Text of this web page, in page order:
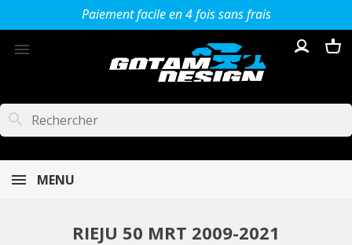
Paiement facile en 4 fois sans frais

search
MENU
RIEJU 50 MRT 2009-2021